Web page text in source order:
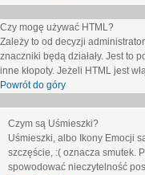
Czy mogę używać HTML?
Zależy to od decyzji
znaczniki będą działały. Jest to
inne kłopoty. Jeżeli HTML jest
Powrót do góry
Czym są Uśmieszki?
Uśmieszki, albo Ikony Emocji
szczęście, :( oznacza smutek.
spowodować nieczytelność